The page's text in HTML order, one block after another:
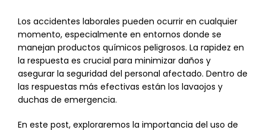
Los accidentes laborales pueden ocurrir en cualquier
momento, especialmente en entornos donde se
manejan productos químicos peligrosos. La rapidez en
la respuesta es crucial para minimizar daños y
asegurar la seguridad del personal afectado. Dentro de
las respuestas más efectivas están los lavaojos y
duchas de emergencia.
En este post, exploraremos la importancia del uso de